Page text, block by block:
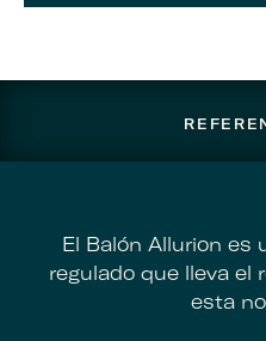
El Balón Allurion es
regulado que lleva el
esta